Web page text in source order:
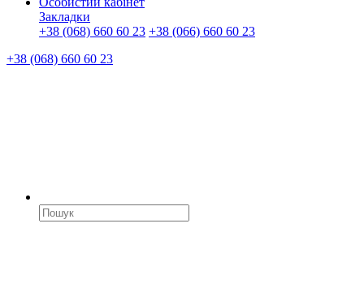
Закладки
+38 (068) 660 60 23 +38 (066) 660 60 23
+38 (068) 660 60 23